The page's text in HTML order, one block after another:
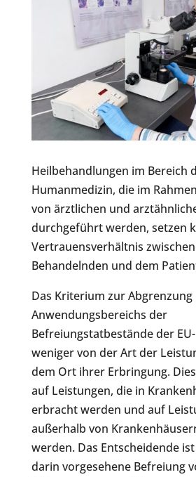
Heilbehandlungen im Bereich
Humanmedizin, die im
von ärztlichen und
durchgeführt werden, setzen
Vertrauensverhältnis
Behandelnden und dem
Das Kriterium zur Abgrenzung
Anwendungsbereichs der
Befreiungstatbestände der
weniger von der Art der
dem Ort ihrer Erbringung.
auf Leistungen, die in
erbracht werden und auf
außerhalb von
werden. Das Entscheidende
darin vorgesehene Befreiung